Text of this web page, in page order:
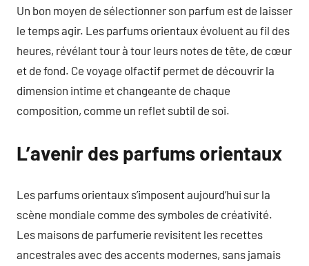
Un bon moyen de sélectionner son parfum est de laisser
le temps agir. Les parfums orientaux évoluent au fil des
heures, révélant tour à tour leurs notes de tête, de cœur
et de fond. Ce voyage olfactif permet de découvrir la
dimension intime et changeante de chaque
composition, comme un reflet subtil de soi.
L’avenir des parfums orientaux
Les parfums orientaux s’imposent aujourd’hui sur la
scène mondiale comme des symboles de créativité.
Les maisons de parfumerie revisitent les recettes
ancestrales avec des accents modernes, sans jamais